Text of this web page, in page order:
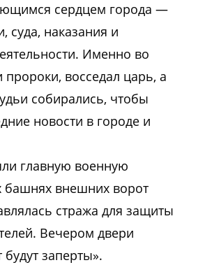
сердцем города —
суда, наказания и
Именно во
пророки, восседал царь, а
собирались, чтобы
новости в городе и
главную военную
башнях внешних ворот
стража для защиты
Вечером двери
будут заперты».